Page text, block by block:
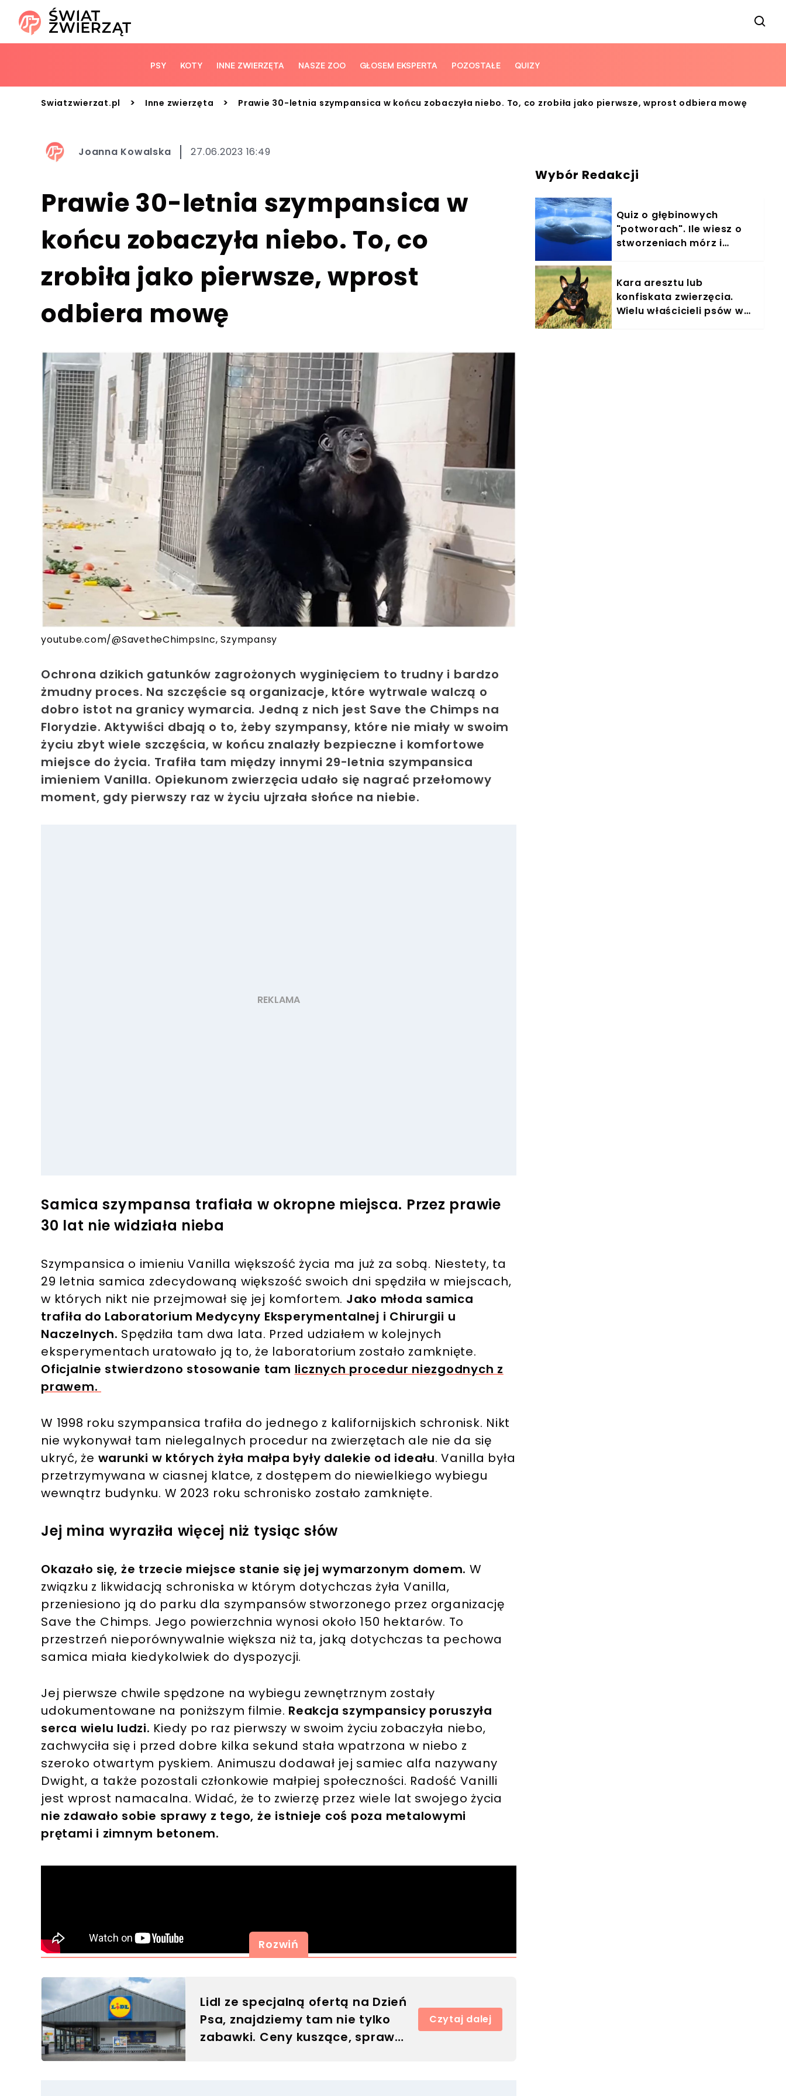
PSY KOTY INNE ZWIERZĘTA NASZE ZOO GŁOSEM EKSPERTA POZOSTAŁE QUIZY
Swiatzwierzat.pl > Inne zwierzęta > Prawie 30-letnia szympansica w końcu zobaczyła niebo. To, co zrobiła jako pierwsze, wprost odbiera mowę
Joanna Kowalska 27.06.2023 16:49
Prawie 30-letnia szympansica w
końcu zobaczyła niebo. To, co
zrobiła jako pierwsze, wprost
odbiera mowę
youtube.com/@SavetheChimpsInc, Szympansy
Ochrona dzikich gatunków zagrożonych wyginięciem to trudny i bardzo
żmudny proces. Na szczęście są organizacje, które wytrwale walczą o
dobro istot na granicy wymarcia. Jedną z nich jest Save the Chimps na
Florydzie. Aktywiści dbają o to, żeby szympansy, które nie miały w swoim
życiu zbyt wiele szczęścia, w końcu znalazły bezpieczne i komfortowe
miejsce do życia. Trafiła tam między innymi 29-letnia szympansica
imieniem Vanilla. Opiekunom zwierzęcia udało się nagrać przełomowy
moment, gdy pierwszy raz w życiu ujrzała słońce na niebie.
Samica szympansa trafiała w okropne miejsca. Przez prawie
30 lat nie widziała nieba
Szympansica o imieniu Vanilla większość życia ma już za sobą. Niestety, ta
29 letnia samica zdecydowaną większość swoich dni spędziła w miejscach,
w których nikt nie przejmował się jej komfortem. Jako młoda samica
trafiła do Laboratorium Medycyny Eksperymentalnej i Chirurgii u
Naczelnych. Spędziła tam dwa lata. Przed udziałem w kolejnych
eksperymentach uratowało ją to, że laboratorium zostało zamknięte.
Oficjalnie stwierdzono stosowanie tam licznych procedur niezgodnych z
prawem.
W 1998 roku szympansica trafiła do jednego z kalifornijskich schronisk. Nikt
nie wykonywał tam nielegalnych procedur na zwierzętach ale nie da się
ukryć, że warunki w których żyła małpa były dalekie od ideału. Vanilla była
przetrzymywana w ciasnej klatce, z dostępem do niewielkiego wybiegu
wewnątrz budynku. W 2023 roku schronisko zostało zamknięte.
Jej mina wyraziła więcej niż tysiąc słów
Okazało się, że trzecie miejsce stanie się jej wymarzonym domem. W
związku z likwidacją schroniska w którym dotychczas żyła Vanilla,
przeniesiono ją do parku dla szympansów stworzonego przez organizację
Save the Chimps. Jego powierzchnia wynosi około 150 hektarów. To
przestrzeń nieporównywalnie większa niż ta, jaką dotychczas ta pechowa
samica miała kiedykolwiek do dyspozycji.
Jej pierwsze chwile spędzone na wybiegu zewnętrznym zostały
udokumentowane na poniższym filmie. Reakcja szympansicy poruszyła
serca wielu ludzi. Kiedy po raz pierwszy w swoim życiu zobaczyła niebo,
zachwyciła się i przed dobre kilka sekund stała wpatrzona w niebo z
szeroko otwartym pyskiem. Animuszu dodawał jej samiec alfa nazywany
Dwight, a także pozostali członkowie małpiej społeczności. Radość Vanilli
jest wprost namacalna. Widać, że to zwierzę przez wiele lat swojego życia
nie zdawało sobie sprawy z tego, że istnieje coś poza metalowymi
prętami i zimnym betonem.
Rozwiń
Lidl ze specjalną ofertą na Dzień
Psa, znajdziemy tam nie tylko
zabawki. Ceny kuszące, spraw
Czytaj dalej
Wybór Redakcji
Quiz o głębinowych
"potworach". Ile wiesz o
stworzeniach mórz i
Kara aresztu lub
konfiskata zwierzęcia.
Wielu właścicieli psów w